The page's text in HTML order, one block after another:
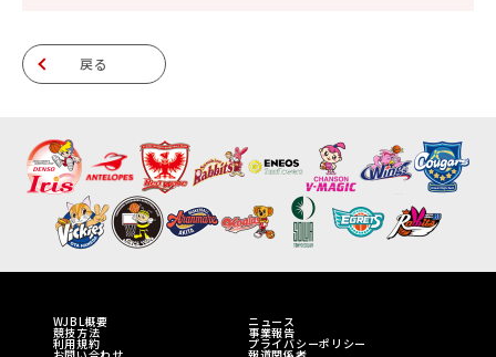
戻る
WJBL概要 ニュース
競技方法 事業報告
利用規約 プライバシーポリシー